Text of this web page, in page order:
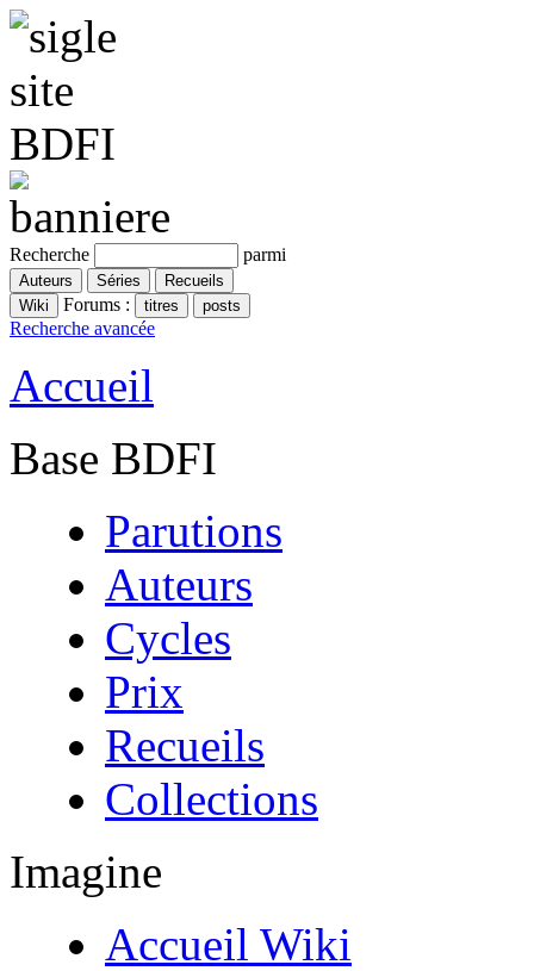
Recherche parmi
Forums :
Recherche avancée
Accueil
Base BDFI
Parutions
Auteurs
Cycles
Prix
Recueils
Collections
Imagine
Accueil Wiki